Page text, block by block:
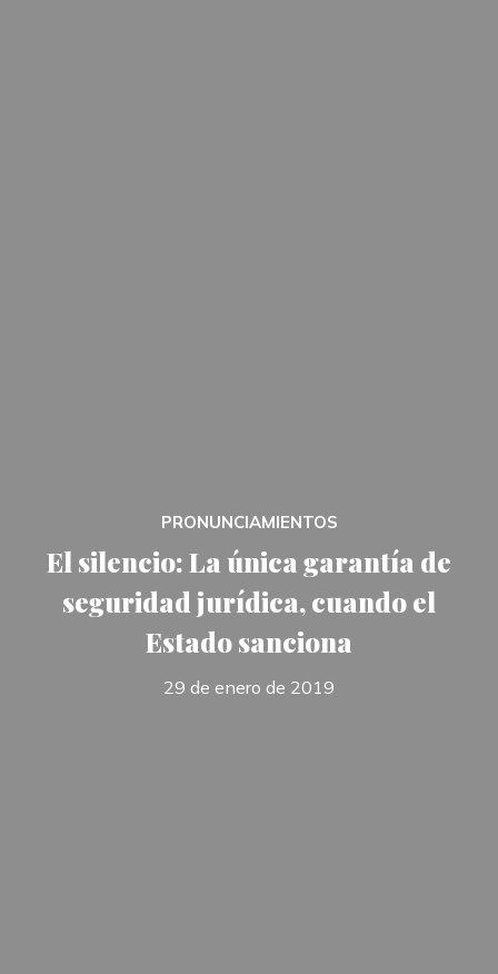
PRONUNCIAMIENTOS
El silencio: La única garantía de
seguridad jurídica, cuando el
Estado sanciona
29 de enero de 2019